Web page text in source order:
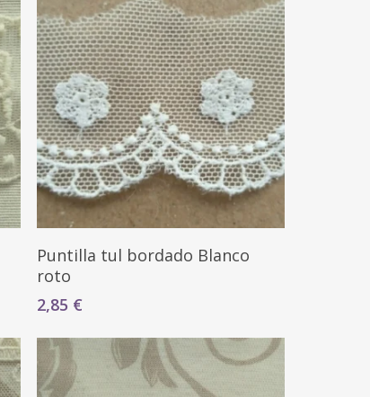
Seleccionar Opciones
Puntilla tul bordado Blanco
roto
2,85 €